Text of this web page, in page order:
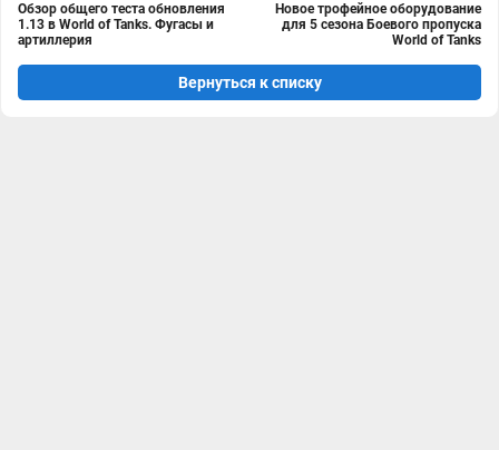
Обзор общего теста обновления
1.13 в World of Tanks. Фугасы и
артиллерия
Новое трофейное оборудование
для 5 сезона Боевого пропуска
World of Tanks
Вернуться к списку